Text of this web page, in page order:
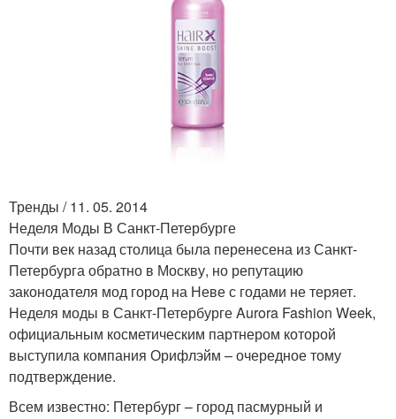
Тренды / 11. 05. 2014
Неделя Моды В Санкт-Петербурге
Почти век назад столица была перенесена из Санкт-
Петербурга обратно в Москву, но репутацию
законодателя мод город на Неве с годами не теряет.
Неделя моды в Санкт-Петербурге Aurora Fashion Week,
официальным косметическим партнером которой
выступила компания Орифлэйм – очередное тому
подтверждение.
Всем известно: Петербург – город пасмурный и